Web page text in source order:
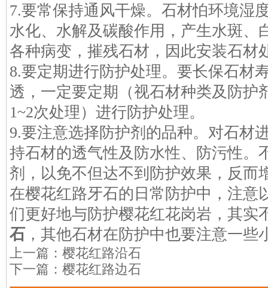
7.要常保持通风干燥。石材怕环境湿
水化、水解及碳酸作用，产生水斑、
各种病变，摧残石材，因此安装石材
8.要定期进行防护处理。要长保石材
透，一定要定期（视石材种类及防护
1~2次处理）进行防护处理。
9.要注意选择防护剂的品种。对石材
持石材的透气性及防水性、防污性。
剂，以免不但达不到防护效果，反而
在樱花红路牙石的日常防护中，注意
们更好地与防护樱花红花岗岩，其实
石 ，其他石材在防护中也要注意一些
上一篇： 樱花红路沿石
下一篇： 樱花红路边石